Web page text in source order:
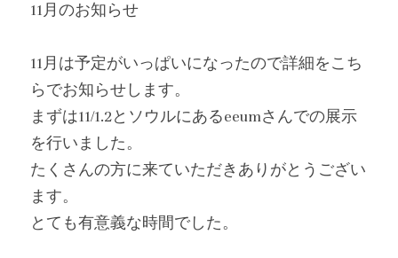
11月のお知らせ
11月は予定がいっぱいになったので詳細をこち
らでお知らせします。
まずは11/1.2とソウルにあるeeumさんでの展示
を行いました。
たくさんの方に来ていただきありがとうござい
ます。
とても有意義な時間でした。